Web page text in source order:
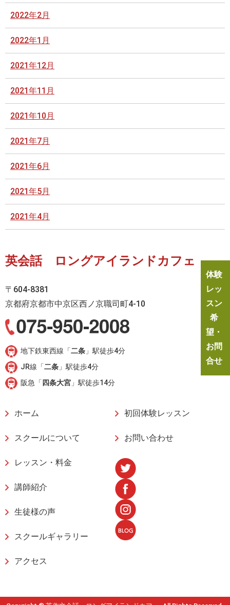
2022年2月
2022年1月
2021年12月
2021年11月
2021年10月
2021年7月
2021年6月
2021年5月
2021年4月
英会話 ロングアイランドカフェ
〒604-8381
京都府京都市中京区西ノ京職司町4-10
地下鉄東西線「二条 」駅徒歩4分
JR線「二条 」駅徒歩4分
阪急「 四条大宮 」駅徒歩14分
ホーム
スクールについて
レッスン・料金
講師紹介
生徒様の声
スクールギャラリー
アクセス
初回体験レッスン
お問い合わせ
体験
レッ
スン
希
望・
お問
合せ